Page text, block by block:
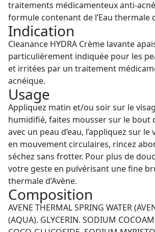
traitements médicamenteux anti-
formule contenant de l’Eau thermale
Indication
Cleanance HYDRA Crème lavante
particulièrement indiquée pour les
et irritées par un traitement
acnéique.
Usage
Appliquez matin et/ou soir sur le
humidifié, faites mousser sur le bout
avec un peau d’eau, l’appliquez sur le
en mouvement circulaires, rincez
séchez sans frotter. Pour plus de
votre geste en pulvérisant une fine
thermale d’Avène.
Composition
AVENE THERMAL SPRING WATER
(AQUA). GLYCERIN. SODIUM